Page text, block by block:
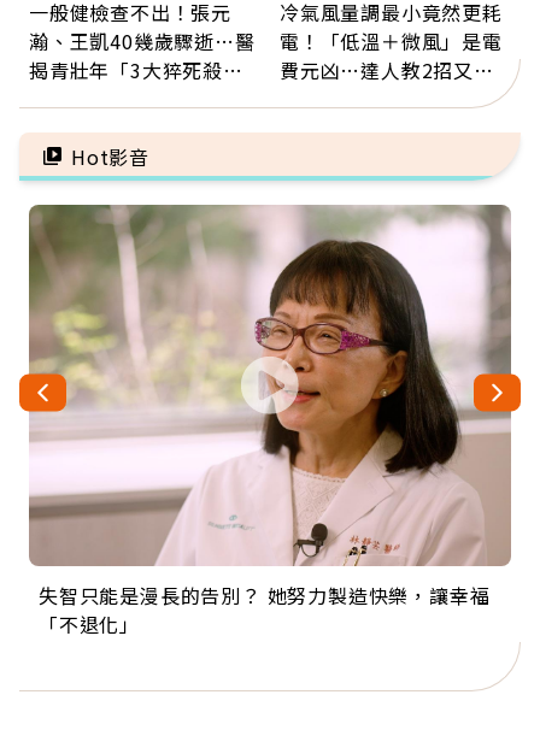
一般健檢查不出！張元
瀚、王凱40幾歲驟逝…醫
揭青壯年「3大猝死殺
雷
冷氣風量調最小竟然更耗
電！「低溫＋微風」是電
費元凶…達人教2招又涼
Hot影音
失智只能是漫長的告別？ 她努力製造快樂，讓幸福
「不退化」
來自剛果的巧克力神父 為台灣奉獻36年 「台灣是我
的家，我連作夢都講台語！」
63歲卸矽谷副總、搬回台灣找快樂！「蛋黃哥小
丑」走進安養院，逗樂上萬爺奶：退休後才開始真
104歲打破金氏世界紀錄 成為全球最年長羽球選
手，分享長壽的秘密原來是「這個」
事業巔峰他選擇追夢…黑手阿伯拉小提琴還登上小
巨蛋！連CNN都大讚！